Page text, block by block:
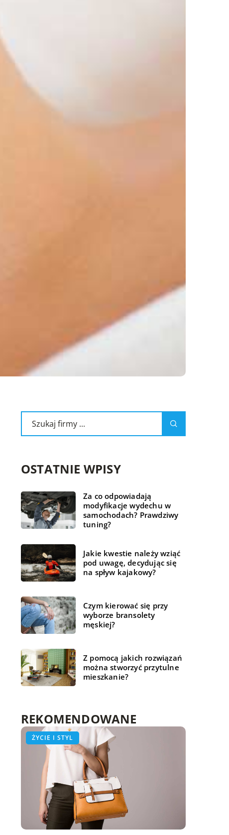
OSTATNIE WPISY
Za co odpowiadają
modyfikacje wydechu w
samochodach? Prawdziwy
tuning?
Jakie kwestie należy wziąć
pod uwagę, decydując się
na spływ kajakowy?
Czym kierować się przy
wyborze bransolety
męskiej?
Z pomocą jakich rozwiązań
można stworzyć przytulne
mieszkanie?
REKOMENDOWANE
BIZNES I FINANSE
ŻYCIE I STYL
TECHNOLOGIA